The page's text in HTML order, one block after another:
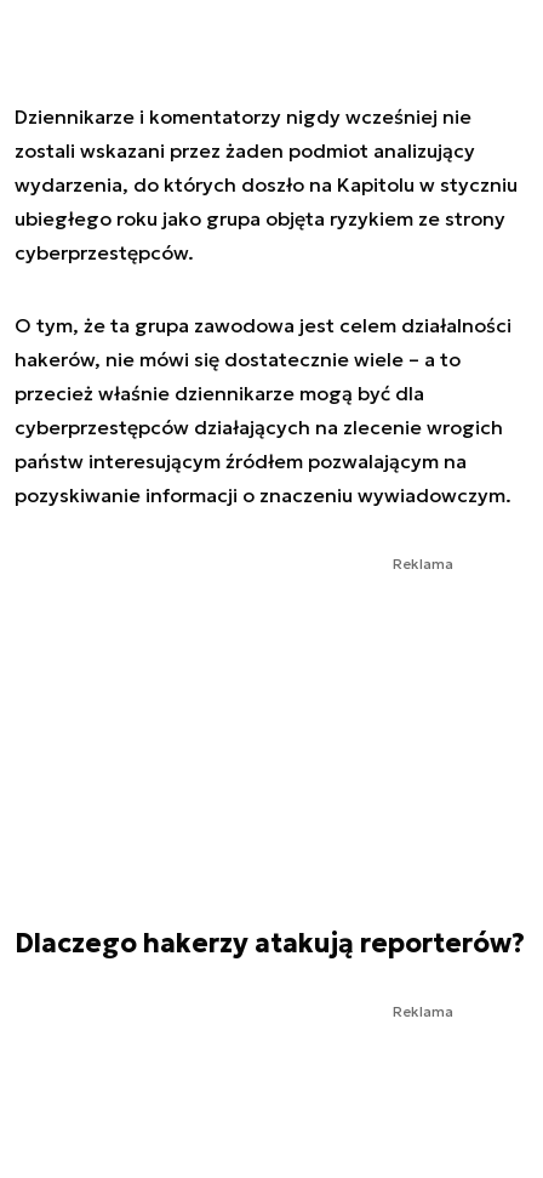
Dziennikarze i komentatorzy nigdy wcześniej nie
zostali wskazani przez żaden podmiot analizujący
wydarzenia, do których doszło na Kapitolu w styczniu
ubiegłego roku jako grupa objęta ryzykiem ze strony
cyberprzestępców.
O tym, że ta grupa zawodowa jest celem działalności
hakerów, nie mówi się dostatecznie wiele – a to
przecież właśnie dziennikarze mogą być dla
cyberprzestępców działających na zlecenie wrogich
państw interesującym źródłem pozwalającym na
pozyskiwanie informacji o znaczeniu wywiadowczym.
Reklama
Dlaczego hakerzy atakują reporterów?
Reklama